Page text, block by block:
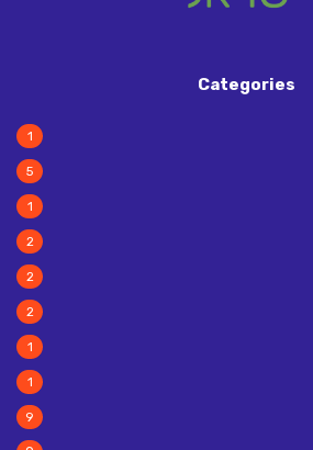
Categories
1
5
1
2
2
2
1
1
9